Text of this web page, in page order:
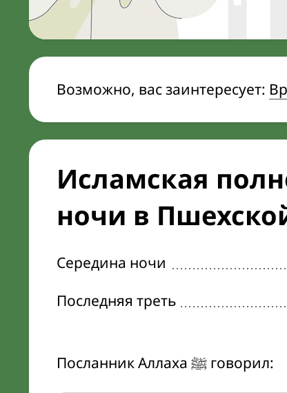
Возможно, вас заинтересует:
Исламская
ночи в
Середина ночи
Последняя треть
Посланник Аллаха ﷺ говорил: